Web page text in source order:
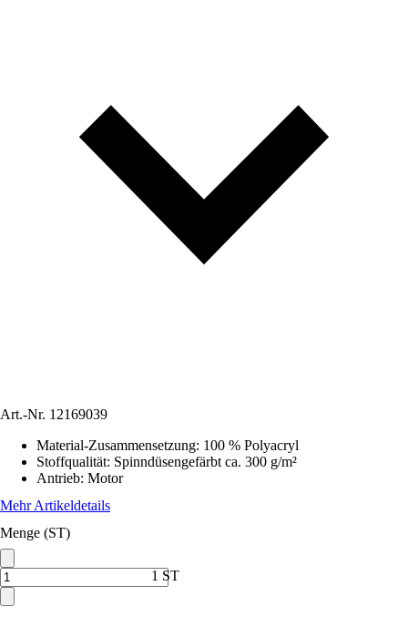
Art.-Nr. 12169039
Material-Zusammensetzung: 100 % Polyacryl
Stoffqualität: Spinndüsengefärbt ca. 300 g/m²
Antrieb: Motor
Mehr Artikeldetails
Menge (ST)
1 ST